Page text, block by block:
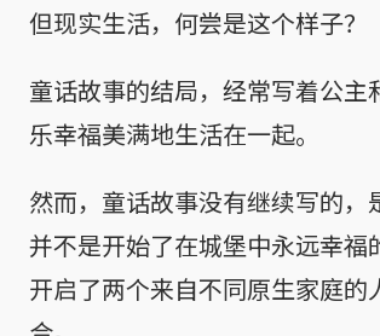
但现实生活，何尝是这个样子？
童话故事的结局，经常写着公主
乐幸福美满地生活在一起。
然而，童话故事没有继续写的，
并不是开始了在城堡中永远幸福
开启了两个来自不同原生家庭的